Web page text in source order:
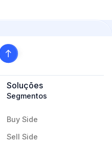
Soluções
Segmentos
Buy Side
Sell Side